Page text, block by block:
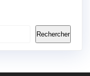
Rechercher